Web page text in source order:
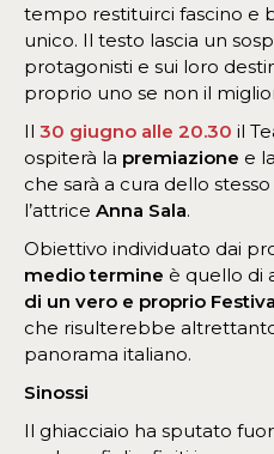
tempo restituirci fascino e
unico. Il testo lascia un
protagonisti e sui loro
proprio uno se non il
Il 30 giugno alle 20.30 il
ospiterà la premiazione e la
che sarà a cura dello
l’attrice Anna Sala.
Obiettivo individuato dai
medio termine è quello di
di un vero e proprio
che risulterebbe
panorama italiano.
Sinossi
Il ghiacciaio ha sputato